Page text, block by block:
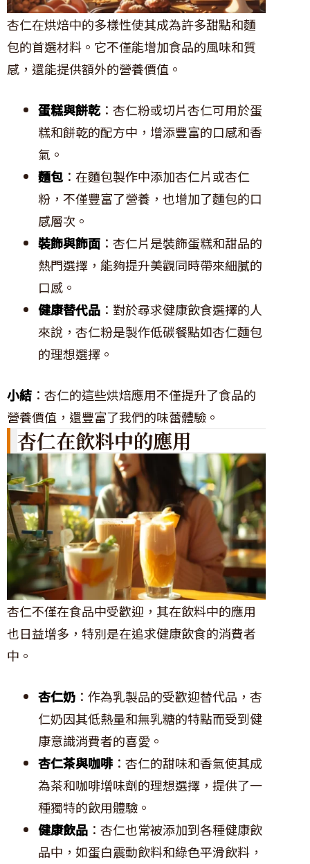
杏仁在烘焙中的多樣性使其成為許多甜點和麵
包的首選材料。它不僅能增加食品的風味和質
感，還能提供額外的營養價值。
蛋糕與餅乾：杏仁粉或切片杏仁可用於蛋
糕和餅乾的配方中，增添豐富的口感和香
氣。
麵包：在麵包製作中添加杏仁片或杏仁
粉，不僅豐富了營養，也增加了麵包的口
感層次。
裝飾與飾面 ：杏仁片是裝飾蛋糕和甜品的
熱門選擇，能夠提升美觀同時帶來細膩的
口感。
健康替代品 ：對於尋求健康飲食選擇的人
來說，杏仁粉是製作低碳餐點如杏仁麵包
的理想選擇。
小結 ：杏仁的這些烘焙應用不僅提升了食品的
營養價值，還豐富了我們的味蕾體驗。
杏仁在飲料中的應用
杏仁不僅在食品中受歡迎，其在飲料中的應用
也日益增多，特別是在追求健康飲食的消費者
中。
杏仁奶 ：作為乳製品的受歡迎替代品，杏
仁奶因其低熱量和無乳糖的特點而受到健
康意識消費者的喜愛。
杏仁茶與咖啡 ：杏仁的甜味和香氣使其成
為茶和咖啡增味劑的理想選擇，提供了一
種獨特的飲用體驗。
健康飲品 ：杏仁也常被添加到各種健康飲
品中，如蛋白震動飲料和綠色平滑飲料，